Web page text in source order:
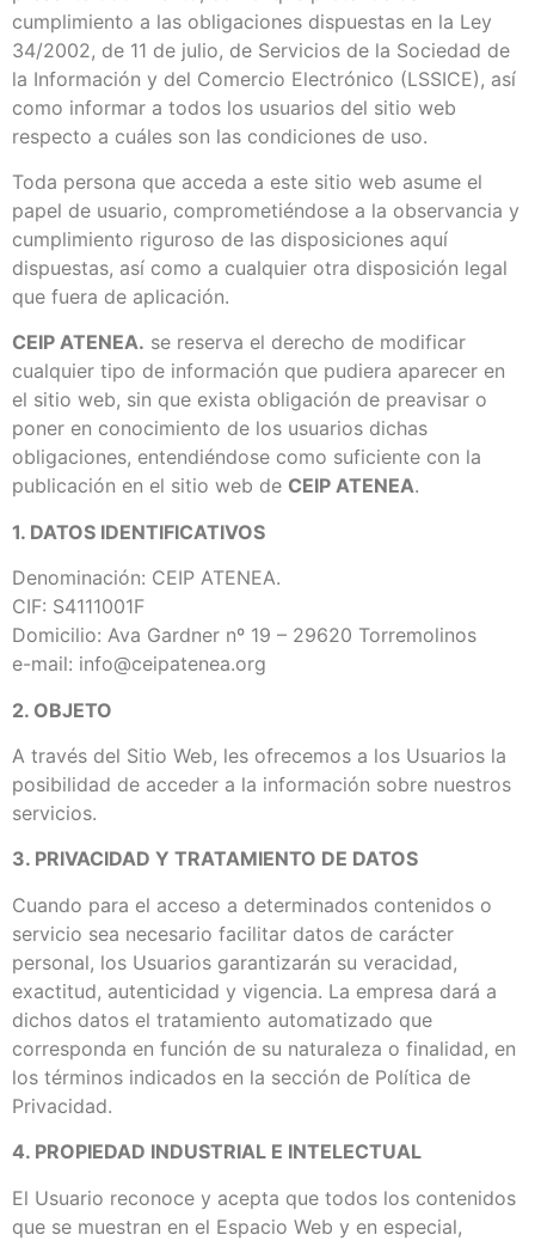
cumplimiento a las obligaciones dispuestas en la Ley
34/2002, de 11 de julio, de Servicios de la Sociedad de
la Información y del Comercio Electrónico (LSSICE), así
como informar a todos los usuarios del sitio web
respecto a cuáles son las condiciones de uso.
Toda persona que acceda a este sitio web asume el
papel de usuario, comprometiéndose a la observancia y
cumplimiento riguroso de las disposiciones aquí
dispuestas, así como a cualquier otra disposición legal
que fuera de aplicación.
CEIP ATENEA. se reserva el derecho de modificar
cualquier tipo de información que pudiera aparecer en
el sitio web, sin que exista obligación de preavisar o
poner en conocimiento de los usuarios dichas
obligaciones, entendiéndose como suficiente con la
publicación en el sitio web de CEIP ATENEA.
1. DATOS IDENTIFICATIVOS
Denominación: CEIP ATENEA.
CIF: S4111001F
Domicilio: Ava Gardner nº 19 – 29620 Torremolinos
e-mail: info@ceipatenea.org
2. OBJETO
A través del Sitio Web, les ofrecemos a los Usuarios la
posibilidad de acceder a la información sobre nuestros
servicios.
3. PRIVACIDAD Y TRATAMIENTO DE DATOS
Cuando para el acceso a determinados contenidos o
servicio sea necesario facilitar datos de carácter
personal, los Usuarios garantizarán su veracidad,
exactitud, autenticidad y vigencia. La empresa dará a
dichos datos el tratamiento automatizado que
corresponda en función de su naturaleza o finalidad, en
los términos indicados en la sección de Política de
Privacidad.
4. PROPIEDAD INDUSTRIAL E INTELECTUAL
El Usuario reconoce y acepta que todos los contenidos
que se muestran en el Espacio Web y en especial,